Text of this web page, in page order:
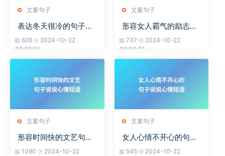
文案句子
表达冬天很冷的句子说
说心情短语
626
2024-10-22
09:09:01
文案句子
形容女人霸气的励志的
句子说说心情短语
737
2024-10-22
08:00:01
文案句子
形容时间快的文艺句子
说说心情短语
1090
2024-10-22
文案句子
女人心情不开心的句子
说说心情短语
545
2024-10-22